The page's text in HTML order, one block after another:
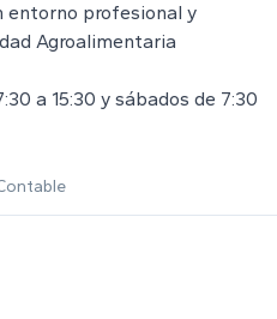
entorno profesional y
Agroalimentaria
a 15:30 y sábados de 7:30